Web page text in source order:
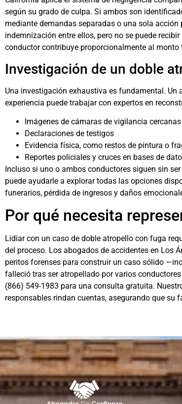
según su grado de culpa. Si ambos son
mediante demandas separadas o una sola
indemnización entre ellos, pero no se puede
conductor contribuye proporcionalmente al
Investigación de un doble
Una investigación exhaustiva es fundamental. Un
experiencia puede trabajar con expertos en
Imágenes de cámaras de vigilancia cercanas
Declaraciones de testigos
Evidencia física, como restos de pintura o
Reportes policiales y cruces en bases de
Incluso si uno o ambos conductores siguen sin
puede ayudarle a explorar todas las opciones
funerarios, pérdida de ingresos y daños
Por qué necesita
Lidiar con un caso de doble atropello con fuga
del proceso. Los abogados de accidentes en Los
peritos forenses para construir un caso sólido
falleció tras ser atropellado por varios
(866) 549-1983 para una consulta gratuita.
responsables rindan cuentas, asegurando que